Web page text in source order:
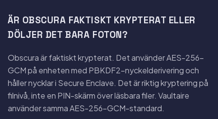
ÄR OBSCURA FAKTISKT KRYPTERAT ELLER
DÖLJER DET BARA FOTON?
Obscura är faktiskt krypterat. Det använder AES-256-
GCM på enheten med PBKDF2-nyckelderivering och
håller nycklar i Secure Enclave. Det är riktig kryptering på
filnivå, inte en PIN-skärm över läsbara filer. Vaultaire
använder samma AES-256-GCM-standard.